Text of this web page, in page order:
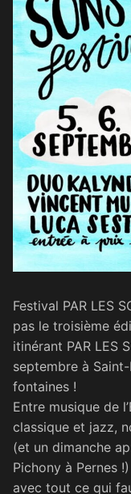
Festival PAR LES
pas le troisième
itinérant PAR LES
septembre à
fontaines !
Entre musique de
classique et jazz,
(et un dimanche
Pichony à Pernes
avec tout ce qui